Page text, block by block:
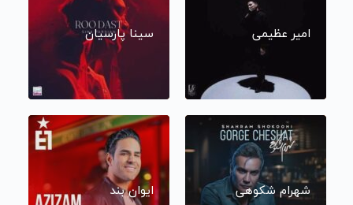
امیر عظیمی سینا پارسیان
شهرام شکوهی ایوان بند